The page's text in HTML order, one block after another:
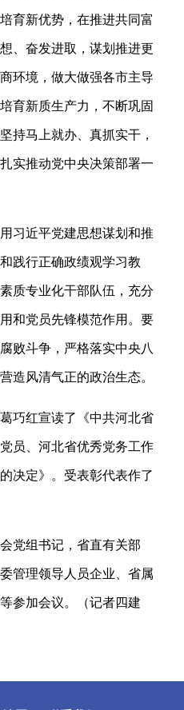
育新优势，在推进共同富
、奋发进取，谋划推进更
环境，做大做强各市主导
育新质生产力，不断巩固
持马上就办、真抓实干，
实推动党中央决策部署一
近平党建思想谋划和推
践行正确政绩观学习教
质专业化干部队伍，充分
和党员先锋模范作用。要
败斗争，严格落实中央八
造风清气正的政治生态。
红宣读了《中共河北省
员、河北省优秀党务工作
决定》。受表彰代表作了
组书记，省直有关部
管理领导人员企业、省属
参加会议。（记者四建